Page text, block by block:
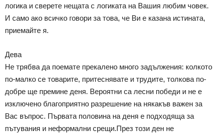
логика и сверете нещата с логиката на Вашия любим човек.
И само ако всичко говори за това, че Ви е казана истината,
приемайте я.
Дева
Не трябва да поемате прекалено много задължения: колкото
по-малко се товарите, притеснявате и трудите, толкова по-
добре ще премине деня. Вероятни са лесни победи и не е
изключено благоприятно разрешение на някакъв важен за
Вас въпрос. Първата половина на деня е подходяща за
пътувания и неформални срещи.През този ден не